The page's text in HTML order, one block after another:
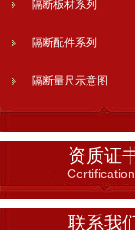
隔断板材系列
隔断配件系列
隔断量尺示意图
资质证
联系我